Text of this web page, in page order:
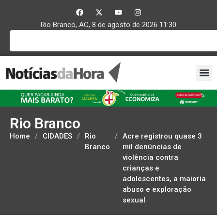
Rio Branco, AC, 8 de agosto de 2026 11:30
Rio Branco
Home / CIDADES /
Rio
Branco
/ Acre registrou quase 3
mil denúncias de
violência contra
crianças e
adolescentes, a maioria
abuso e exploração
sexual